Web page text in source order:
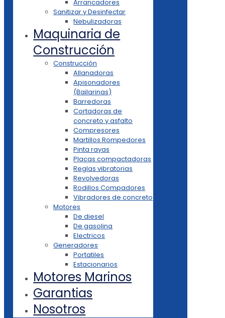
Arrancadores
Sanitizar y Desinfectar
Nebulizadoras
Maquinaria de
Construcción
Construcción
Allanadoras
Apisonadores
(Bailarinas)
Barredoras
Cortadoras de
concreto y asfalto
Compresores
Martillos Rompedores
Pinta rayas
Placas compactadoras
Reglas vibratorias
Revolvedoras
Rodillos Compadores
Vibradores de concreto
Motores
De diesel
De gasolina
Electricos
Generadores
Portatiles
Estacionarios
Motores Marinos
Garantias
Nosotros